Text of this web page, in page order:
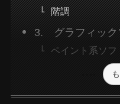
階調
3. グラフィック
ペイント系ソフ